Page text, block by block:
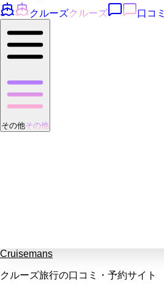
クルーズクルーズ 口コミ
その他その他
Cruisemans
クルーズ旅行の口コミ・予約サイト